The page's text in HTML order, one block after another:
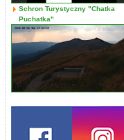
Schron Turystyczny "Chatka
Puchatka"